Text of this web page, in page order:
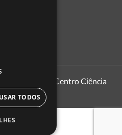
| Centro Ciência
TODOS